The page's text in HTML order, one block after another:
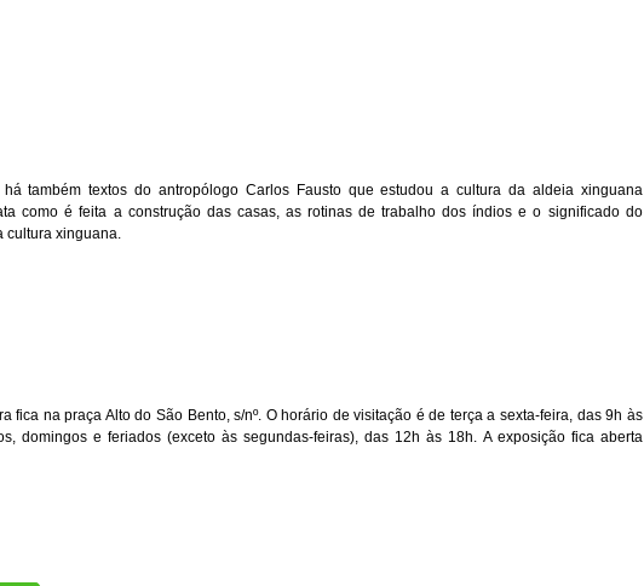
também textos do antropólogo Carlos Fausto que estudou a cultura da aldeia xinguana
como é feita a construção das casas, as rotinas de trabalho dos índios e o significado do
cultura xinguana.
fica na praça Alto do São Bento, s/nº. O horário de visitação é de terça a sexta-feira, das 9h às
domingos e feriados (exceto às segundas-feiras), das 12h às 18h. A exposição fica aberta